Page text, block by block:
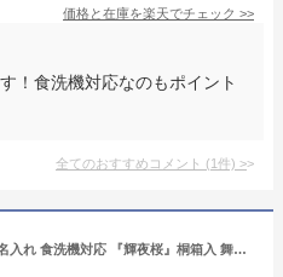
価格と在庫を楽天でチェック >>
！食洗機対応なのもポイント
全てのおすすめコメント (1件) >
【あす楽】結婚祝い 夫婦箸 名入れ 食洗機対応 『輝夜桜』桐箱入 舞桜/箸/名入れ/出産祝い/名入れ/食器/結婚祝い/結婚記念日/記念品/両親/ペア/セット/金婚式/銀婚式/ギフト/プレゼント/お返し/贈り物/内祝い/敬老の日/入学/卒業/退職/転勤 ペア カップル